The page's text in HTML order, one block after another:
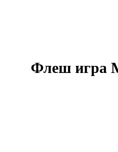
Флеш игра